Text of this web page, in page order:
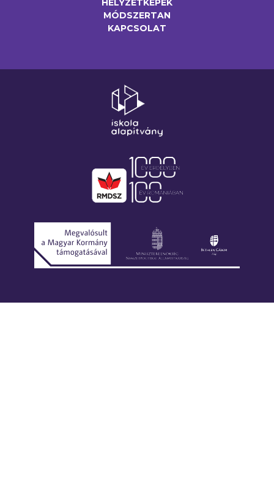
MÓDSZERTAN
KAPCSOLAT